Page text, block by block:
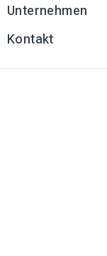
Unternehmen
Kontakt